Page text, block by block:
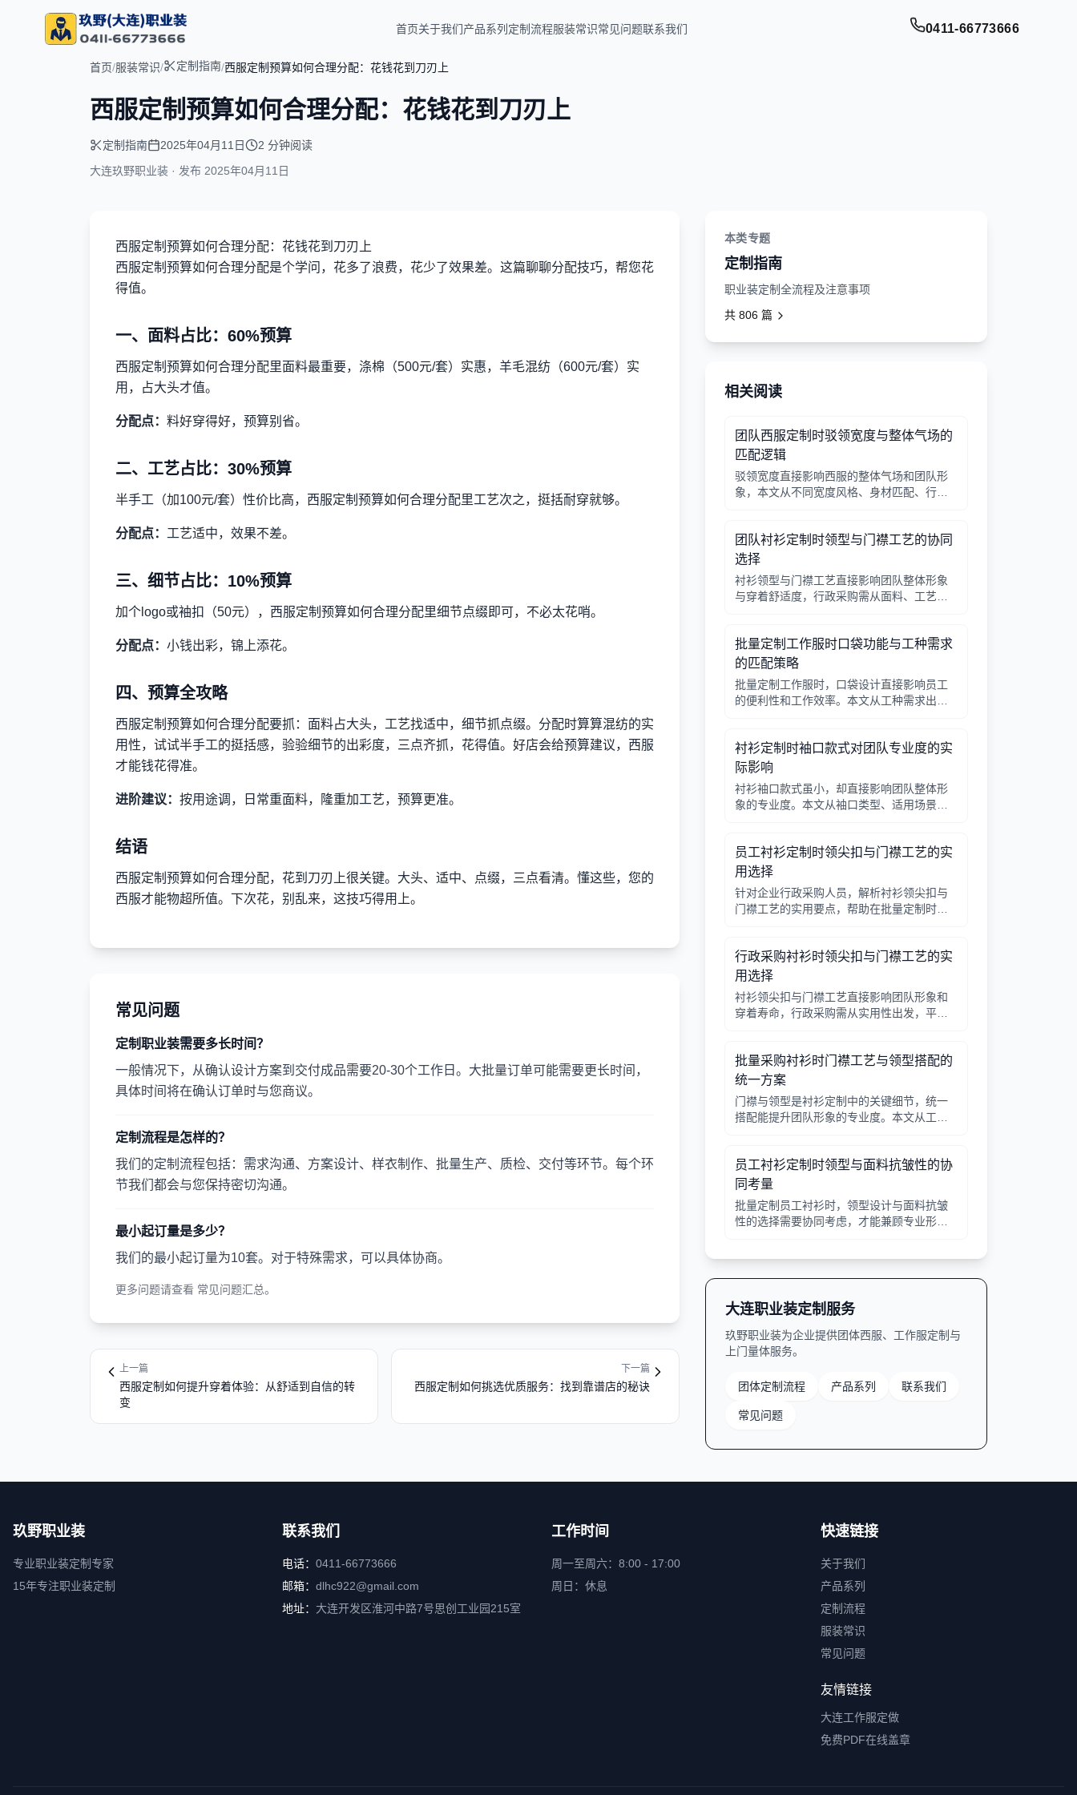
首页关于我们产品系列 定制流程服装常识常见问题联系我们 0411-66773666
首页/服装常识/ 定制指南/西服定制预算如何合理分配：花钱花到刀刃上
西服定制预算如何合理分配：花钱花到刀刃上
定制指南 2025年04月11日
2 分钟阅读
大连玖野职业装 · 发布 2025年04月11日
西服定制预算如何合理分配：花钱花到刀刃上
西服定制预算如何合理分配是个学问，花多了浪费，花少了效果差。这篇聊聊分配技巧，帮您花
得值。
一、面料占比：60%预算
西服定制预算如何合理分配里面料最重要，涤棉（500元/套）实惠，羊毛混纺（600元/套）实
用，占大头才值。
分配点： 料好穿得好，预算别省。
二、工艺占比：30%预算
半手工（加100元/套）性价比高，西服定制预算如何合理分配里工艺次之，挺括耐穿就够。
分配点： 工艺适中，效果不差。
三、细节占比：10%预算
加个logo或袖扣（50元），西服定制预算如何合理分配里细节点缀即可，不必太花哨。
分配点： 小钱出彩，锦上添花。
四、预算全攻略
西服定制预算如何合理分配要抓：面料占大头，工艺找适中，细节抓点缀。分配时算算混纺的实
用性，试试半手工的挺括感，验验细节的出彩度，三点齐抓，花得值。好店会给预算建议，西服
才能钱花得准。
进阶建议： 按用途调，日常重面料，隆重加工艺，预算更准。
结语
西服定制预算如何合理分配，花到刀刃上很关键。大头、适中、点缀，三点看清。懂这些，您的
西服才能物超所值。下次花，别乱来，这技巧得用上。
常见问题
定制职业装需要多长时间？
一般情况下，从确认设计方案到交付成品需要20-30个工作日。大批量订单可能需要更长时间，
具体时间将在确认订单时与您商议。
定制流程是怎样的？
我们的定制流程包括：需求沟通、方案设计、样衣制作、批量生产、质检、交付等环节。每个环
节我们都会与您保持密切沟通。
最小起订量是多少？
我们的最小起订量为10套。对于特殊需求，可以具体协商。
更多问题请查看 常见问题汇总。
上一篇
西服定制如何提升穿着体验：从舒适到自信的转
变
下一篇
西服定制如何挑选优质服务：找到靠谱店的秘诀
本类专题
定制指南
职业装定制全流程及注意事项
共 806 篇
相关阅读
团队西服定制时驳领宽度与整体气场的
匹配逻辑
驳领宽度直接影响西服的整体气场和团队形
象，本文从不同宽度风格、身材匹配、行业
团队衬衫定制时领型与门襟工艺的协同
选择
衬衫领型与门襟工艺直接影响团队整体形象
与穿着舒适度，行政采购需从面料、工艺、
批量定制工作服时口袋功能与工种需求
的匹配策略
批量定制工作服时，口袋设计直接影响员工
的便利性和工作效率。本文从工种需求出
衬衫定制时袖口款式对团队专业度的实
际影响
衬衫袖口款式虽小，却直接影响团队整体形
象的专业度。本文从袖口类型、适用场景、
员工衬衫定制时领尖扣与门襟工艺的实
用选择
针对企业行政采购人员，解析衬衫领尖扣与
门襟工艺的实用要点，帮助在批量定制时做
行政采购衬衫时领尖扣与门襟工艺的实
用选择
衬衫领尖扣与门襟工艺直接影响团队形象和
穿着寿命，行政采购需从实用性出发，平衡
批量采购衬衫时门襟工艺与领型搭配的
统一方案
门襟与领型是衬衫定制中的关键细节，统一
搭配能提升团队形象的专业度。本文从工艺
决策。
员工衬衫定制时领型与面料抗皱性的协
同考量
批量定制员工衬衫时，领型设计与面料抗皱
性的选择需要协同考虑，才能兼顾专业形象
大连职业装定制服务
玖野职业装为企业提供团体西服、工作服定制与
上门量体服务。
团体定制流程 产品系列 联系我们
常见问题
玖野职业装
专业职业装定制专家
15年专注职业装定制
联系我们
电话： 0411-66773666
邮箱： dlhc922@gmail.com
地址： 大连开发区淮河中路7号思创工业园215室
工作时间
周一至周六：8:00 - 17:00
周日：休息
快速链接
关于我们
产品系列
定制流程
服装常识
常见问题
友情链接
大连工作服定做
免费PDF在线盖章